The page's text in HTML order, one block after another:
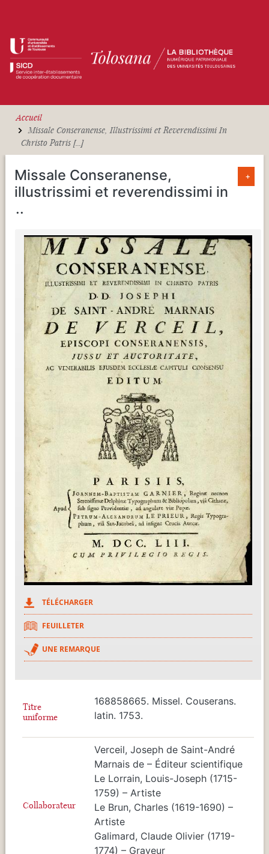
Accueil
Missale Conseranense, Illustrissimi et Reverendissimi In
Christo Patris [...]
Missale Conseranense,
illustrissimi et reverendissimi in
...
+
TÉLÉCHARGER
FEUILLETER
UNE REMARQUE
Titre
uniforme
168858665. Missel. Couserans.
latin. 1753.
Collaborateur
Verceil, Joseph de Saint-André
Marnais de – Éditeur scientifique
Le Lorrain, Louis-Joseph (1715-
1759) – Artiste
Le Brun, Charles (1619-1690) –
Artiste
Galimard, Claude Olivier (1719-
1774) – Graveur